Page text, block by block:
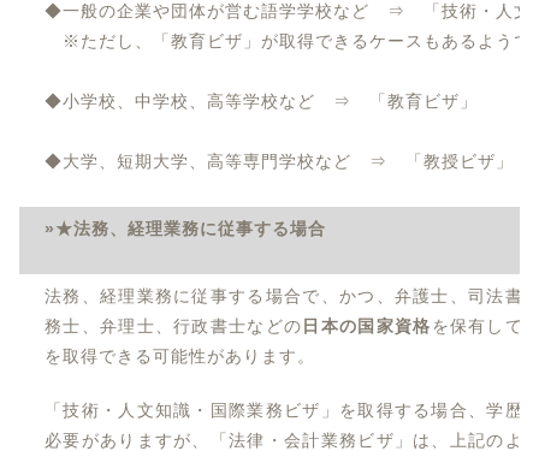
◆一般の企業や団体が営む語学学校など ⇒ 「技術・人文
※ただし、「教育ビザ」が取得できるケースもあるようで
◆小学校、中学校、高等学校など ⇒ 「教育ビザ」
◆大学、短期大学、高等専門学校など ⇒ 「教授ビザ」
»★法務、経理業務に従事する場合
法務、経理業務に従事する場合で、かつ、弁護士、司法書
務士、弁理士、行政書士などの 日本の国家資格を保有して
を取得できる可能性があります。
「技術・人文知識・国際業務ビザ」を取得する場合、学歴
必要がありますが、「法律・会計業務ビザ」は、上記のよ